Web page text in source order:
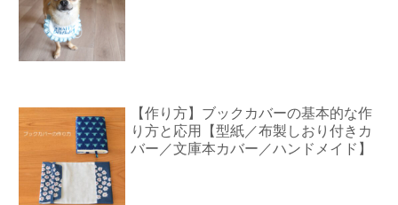
【作り方】ブックカバーの基本的な作
り方と応用【型紙／布製しおり付きカ
バー／文庫本カバー／ハンドメイド】